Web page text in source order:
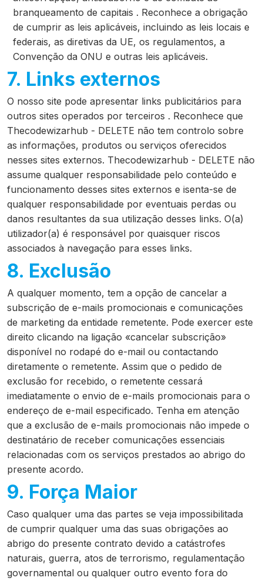
branqueamento de capitais . Reconhece a obrigação
de cumprir as leis aplicáveis, incluindo as leis locais e
federais, as diretivas da UE, os regulamentos, a
Convenção da ONU e outras leis aplicáveis.
7. Links externos
O nosso site pode apresentar links publicitários para
outros sites operados por terceiros . Reconhece que
Thecodewizarhub - DELETE não tem controlo sobre
as informações, produtos ou serviços oferecidos
nesses sites externos. Thecodewizarhub - DELETE não
assume qualquer responsabilidade pelo conteúdo e
funcionamento desses sites externos e isenta-se de
qualquer responsabilidade por eventuais perdas ou
danos resultantes da sua utilização desses links. O(a)
utilizador(a) é responsável por quaisquer riscos
associados à navegação para esses links.
8. Exclusão
A qualquer momento, tem a opção de cancelar a
subscrição de e-mails promocionais e comunicações
de marketing da entidade remetente. Pode exercer este
direito clicando na ligação «cancelar subscrição»
disponível no rodapé do e-mail ou contactando
diretamente o remetente. Assim que o pedido de
exclusão for recebido, o remetente cessará
imediatamente o envio de e-mails promocionais para o
endereço de e-mail especificado. Tenha em atenção
que a exclusão de e-mails promocionais não impede o
destinatário de receber comunicações essenciais
relacionadas com os serviços prestados ao abrigo do
presente acordo.
9. Força Maior
Caso qualquer uma das partes se veja impossibilitada
de cumprir qualquer uma das suas obrigações ao
abrigo do presente contrato devido a catástrofes
naturais, guerra, atos de terrorismo, regulamentação
governamental ou qualquer outro evento fora do